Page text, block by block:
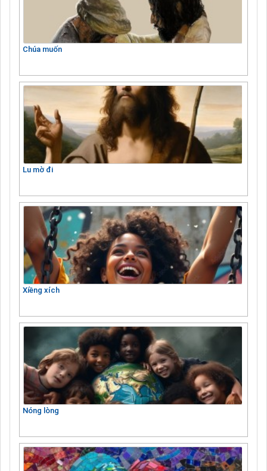
Chúa muốn
Lu mờ đi
Xiềng xích
Nóng lòng